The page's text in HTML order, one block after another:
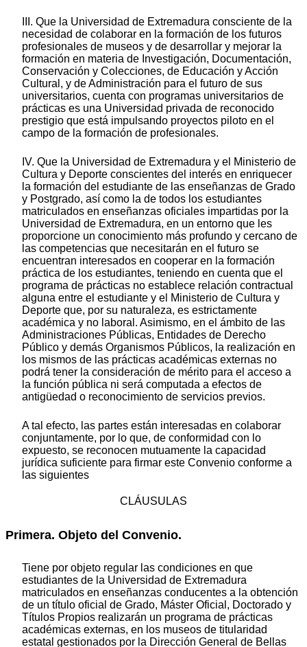
III. Que la Universidad de Extremadura consciente de la
necesidad de colaborar en la formación de los futuros
profesionales de museos y de desarrollar y mejorar la
formación en materia de Investigación, Documentación,
Conservación y Colecciones, de Educación y Acción
Cultural, y de Administración para el futuro de sus
universitarios, cuenta con programas universitarios de
prácticas es una Universidad privada de reconocido
prestigio que está impulsando proyectos piloto en el
campo de la formación de profesionales.
IV. Que la Universidad de Extremadura y el Ministerio de
Cultura y Deporte conscientes del interés en enriquecer
la formación del estudiante de las enseñanzas de Grado
y Postgrado, así como la de todos los estudiantes
matriculados en enseñanzas oficiales impartidas por la
Universidad de Extremadura, en un entorno que les
proporcione un conocimiento más profundo y cercano de
las competencias que necesitarán en el futuro se
encuentran interesados en cooperar en la formación
práctica de los estudiantes, teniendo en cuenta que el
programa de prácticas no establece relación contractual
alguna entre el estudiante y el Ministerio de Cultura y
Deporte que, por su naturaleza, es estrictamente
académica y no laboral. Asimismo, en el ámbito de las
Administraciones Públicas, Entidades de Derecho
Público y demás Organismos Públicos, la realización en
los mismos de las prácticas académicas externas no
podrá tener la consideración de mérito para el acceso a
la función pública ni será computada a efectos de
antigüedad o reconocimiento de servicios previos.
A tal efecto, las partes están interesadas en colaborar
conjuntamente, por lo que, de conformidad con lo
expuesto, se reconocen mutuamente la capacidad
jurídica suficiente para firmar este Convenio conforme a
las siguientes
CLÁUSULAS
Primera. Objeto del Convenio.
Tiene por objeto regular las condiciones en que
estudiantes de la Universidad de Extremadura
matriculados en enseñanzas conducentes a la obtención
de un título oficial de Grado, Máster Oficial, Doctorado y
Títulos Propios realizarán un programa de prácticas
académicas externas, en los museos de titularidad
estatal gestionados por la Dirección General de Bellas